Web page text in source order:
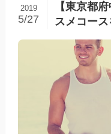
【東京都
スメコース
2019
5/27